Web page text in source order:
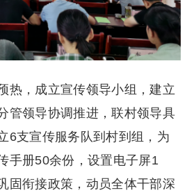
热，成立宣传领导小组，建立
管领导协调推进，联村领导具
6支宣传服务队到村到组，为
手册50余份，设置电子屏1
固衔接政策，动员全体干部深